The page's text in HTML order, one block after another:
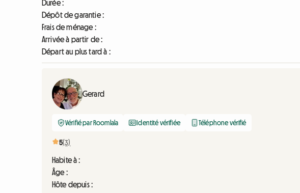
Durée :
Dépôt de garantie :
Frais de ménage :
Arrivée à partir de :
Départ au plus tard à :
Gerard
Vérifié par Roomlala Identité vérifiée Téléphone vérifié
5(3)
Habite à :
Âge :
Hôte depuis :